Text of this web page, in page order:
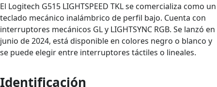
El Logitech G515 LIGHTSPEED TKL se comercializa como un
teclado mecánico inalámbrico de perfil bajo. Cuenta con
interruptores mecánicos GL y LIGHTSYNC RGB. Se lanzó en
junio de 2024, está disponible en colores negro o blanco y
se puede elegir entre interruptores táctiles o lineales.
Identificación